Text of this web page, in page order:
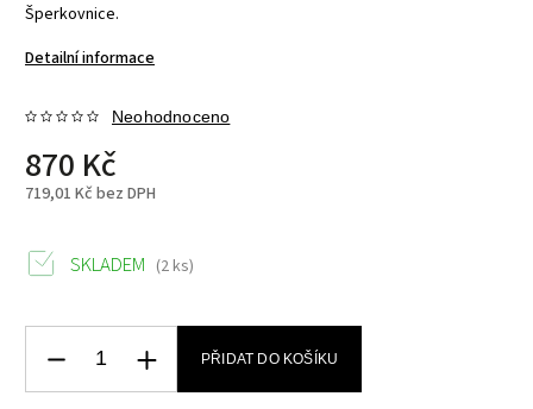
Šperkovnice.
Detailní informace
Neohodnoceno
870 Kč
719,01 Kč bez DPH
SKLADEM (2 ks)
PŘIDAT DO KOŠÍKU